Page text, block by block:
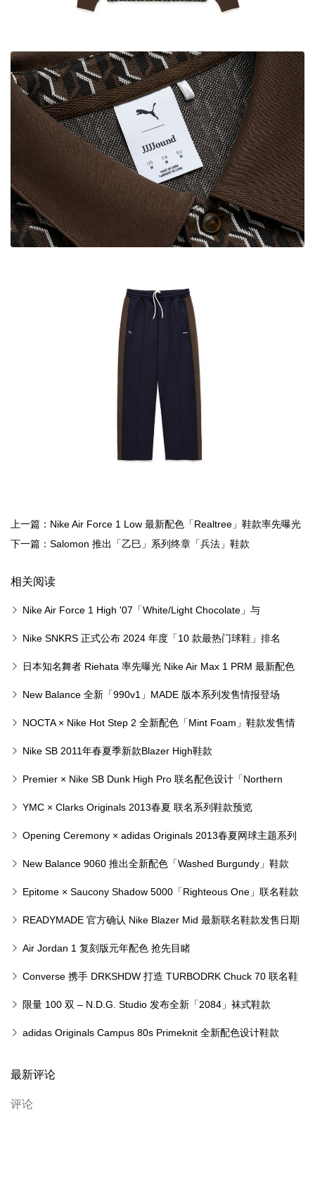
上一篇：Nike Air Force 1 Low 最新配色「Realtree」鞋款率先曝光
下一篇：Salomon 推出「乙巳」系列终章「兵法」鞋款
相关阅读
Nike Air Force 1 High '07「White/Light Chocolate」与
「Sail/Medium Grey」两款全新配色鞋款正式登场
Nike SNKRS 正式公布 2024 年度「10 款最热门球鞋」排名
日本知名舞者 Riehata 率先曝光 Nike Air Max 1 PRM 最新配色
「Wabi-Sabi」
New Balance 全新「990v1」MADE 版本系列发售情报登场
NOCTA × Nike Hot Step 2 全新配色「Mint Foam」鞋款发售情
报正式公开
Nike SB 2011年春夏季新款Blazer High鞋款
Premier × Nike SB Dunk High Pro 联名配色设计「Northern
Lights」鞋款
YMC × Clarks Originals 2013春夏 联名系列鞋款预览
Opening Ceremony × adidas Originals 2013春夏网球主题系列
New Balance 9060 推出全新配色「Washed Burgundy」鞋款
Epitome × Saucony Shadow 5000「Righteous One」联名鞋款
READYMADE 官方确认 Nike Blazer Mid 最新联名鞋款发售日期
Air Jordan 1 复刻版元年配色 抢先目睹
Converse 携手 DRKSHDW 打造 TURBODRK Chuck 70 联名鞋
款 限量 100 双 – N.D.G. Studio 发布全新「2084」袜式鞋款
adidas Originals Campus 80s Primeknit 全新配色设计鞋款
最新评论